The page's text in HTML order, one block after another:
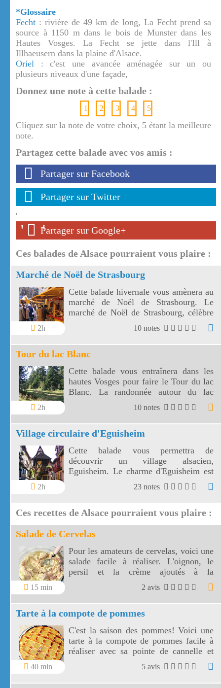
*Glossaire
Fecht : rivière de 49 km de long, La Fecht prend sa
source à 1150 m dans le bois de Munster dans les
Hautes Vosges. La Fecht se jette dans l'Ill à
Illhaeusern dans la plaine d'Alsace.
Oriel : c'est une avancée aménagée sur un ou
plusieurs niveaux d'une façade,
Donnez une note à cette balade :
1 2 3 4 5
Cliquez sur la note de votre choix, 5 étant la meilleure
note.
Partagez cette balade avec vos amis :
Partager sur Facebook
Partager sur Twitter
'
' '
Partager sur Google+
Ces balades de Alsace pourraient vous plaire :
Marché de Noël de Strasbourg
2h
Cette balade hivernale vous amènera au
marché de Noël de Strasbourg. Le
marché de Noël de Strasbourg, célèbre
dans le monde entier, est le plus beau de
10 notes
Tour du lac Blanc
2h
Cette balade vous entraînera dans les
hautes Vosges pour faire le Tour du lac
Blanc. La randonnée autour du lac
Blanc est parsemée de panoramas
étendus et vertigineux.
10 notes
Village circulaire d'Eguisheim
2h
Cette balade vous permettra de
découvrir un village alsacien,
Eguisheim. Le charme d'Eguisheim est
le circuit des remparts avec ses ruelles
étroites bordées de vieilles maisons, si
des maisons de poupées, avec leurs
façades à colombages, multicolores et
fleuries.
23 notes
Ces recettes de Alsace pourraient vous plaire :
Salade de Cervelas
15 min
Pour les amateurs de cervelas, voici une
salade facile à réaliser. L'oignon, le
persil et la crème ajoutés à la
mayonnaise donnent une saveur très
agréable à cette salade de cervelas.
2 avis
Tarte à la compote de pommes
40 min
C'est la saison des pommes! Voici une
tarte à la compote de pommes facile à
réaliser avec sa pointe de cannelle et
belle à regarder avec ses croisillons!
5 avis